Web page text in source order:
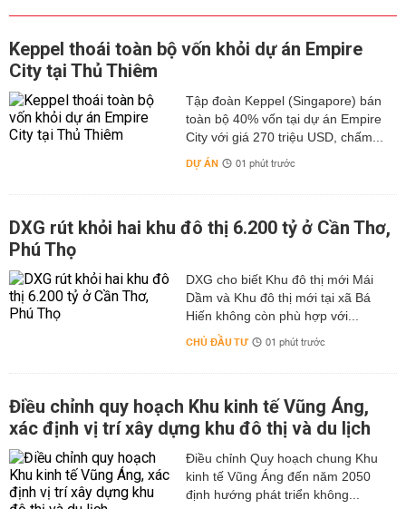
Keppel thoái toàn bộ vốn khỏi dự án Empire
City tại Thủ Thiêm
Tập đoàn Keppel (Singapore) bán
toàn bộ 40% vốn tại dự án Empire
City với giá 270 triệu USD, chấm...
DỰ ÁN 01 phút trước
DXG rút khỏi hai khu đô thị 6.200 tỷ ở Cần Thơ,
Phú Thọ
DXG cho biết Khu đô thị mới Mái
Dầm và Khu đô thị mới tại xã Bá
Hiến không còn phù hợp với...
CHỦ ĐẦU TƯ 01 phút trước
Điều chỉnh quy hoạch Khu kinh tế Vũng Áng,
xác định vị trí xây dựng khu đô thị và du lịch
Điều chỉnh Quy hoạch chung Khu
kinh tế Vũng Áng đến năm 2050
định hướng phát triển không...